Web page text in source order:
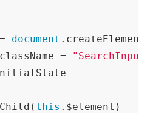
document
=
this .$element)